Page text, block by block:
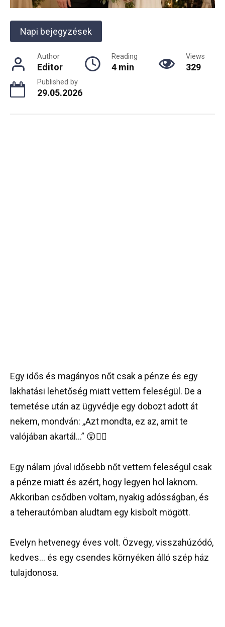
Napi bejegyzések
Author
Editor
Reading
4 min
Views
329
Published by
29.05.2026
Egy idős és magányos nőt csak a pénze és egy
lakhatási lehetőség miatt vettem feleségül. De a
temetése után az ügyvédje egy dobozt adott át
nekem, mondván: „Azt mondta, ez az, amit te
valójában akartál…” 😲👇🏻
Egy nálam jóval idősebb nőt vettem feleségül csak
a pénze miatt és azért, hogy legyen hol laknom.
Akkoriban csődben voltam, nyakig adósságban, és
a teherautómban aludtam egy kisbolt mögött.
Evelyn hetvenegy éves volt. Özvegy, visszahúzódó,
kedves… és egy csendes környéken álló szép ház
tulajdonosa.